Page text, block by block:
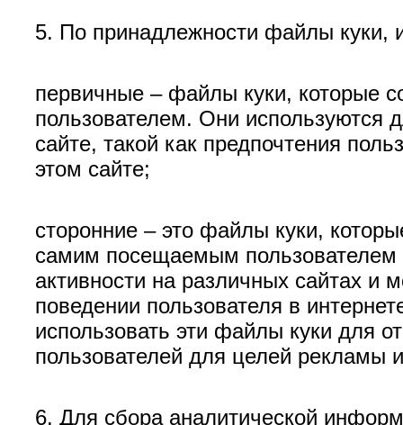
5. По принадлежности файлы куки,
первичные – файлы куки, которые
пользователем. Они используются
сайте, такой как предпочтения
этом сайте;
сторонние – это файлы куки,
самим посещаемым пользователем
активности на различных сайтах и
поведении пользователя в
использовать эти файлы куки для
пользователей для целей рекламы
6. Для сбора аналитической